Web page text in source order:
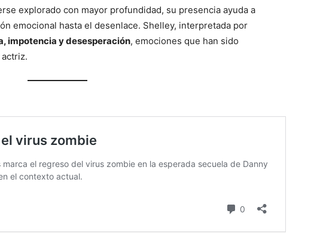
explorado con mayor profundidad, su presencia ayuda a
emocional hasta el desenlace. Shelley, interpretada por
impotencia y desesperación, emociones que han sido